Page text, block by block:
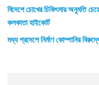
বিদেশে চোখের চিকিৎসার অনুমতি
কলকাতা হাইকোর্ট
মধ্য প্রদেশে নির্মাণ কোম্পানির